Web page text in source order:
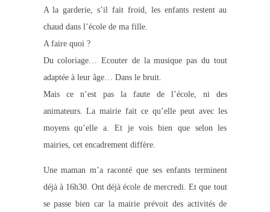
A la garderie, s’il fait froid, les enfants restent au
chaud dans l’école de ma fille.
A faire quoi ?
Du coloriage… Ecouter de la musique pas du tout
adaptée à leur âge… Dans le bruit.
Mais ce n’est pas la faute de l’école, ni des
animateurs. La mairie fait ce qu’elle peut avec les
moyens qu’elle a. Et je vois bien que selon les
mairies, cet encadrement diffère.
Une maman m’a raconté que ses enfants terminent
déjà à 16h30. Ont déjà école de mercredi. Et que tout
se passe bien car la mairie prévoit des activités de